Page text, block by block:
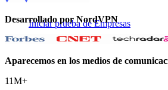
Iniciar prueba de Empresas
Desarrollado por NordVPN
Aparecemos en los medios de
11M+